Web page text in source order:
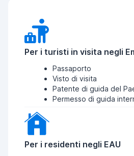
Per i turisti in visita negli
Passaporto
Visto di visita
Patente di guida del
Permesso di guida
Per i residenti negli EAU